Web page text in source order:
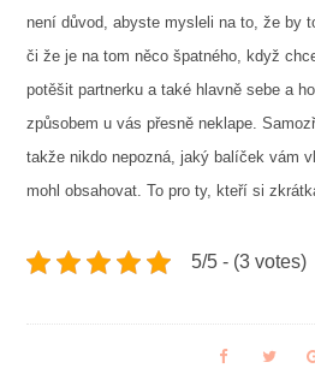
není důvod, abyste mysleli na to, že by
či že je na tom něco špatného, když
potěšit partnerku a také hlavně sebe a
způsobem u vás přesně neklape.
takže nikdo nepozná, jaký balíček vám
mohl obsahovat. To pro ty, kteří si
5/5 - (3 votes)